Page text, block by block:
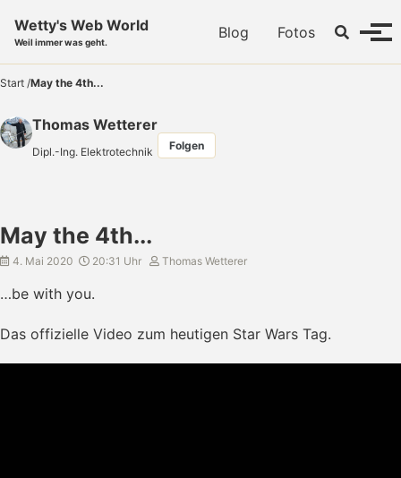
Wetty's Web World
Weil immer was geht.
Blog Fotos Toggle
Start /May the 4th...
Thomas Wetterer
Dipl.-Ing. Elektrotechnik Folgen
May the 4th...
4. Mai 2020 20:31 Uhr Thomas Wetterer
…be with you.
Das offizielle Video zum heutigen Star Wars Tag.